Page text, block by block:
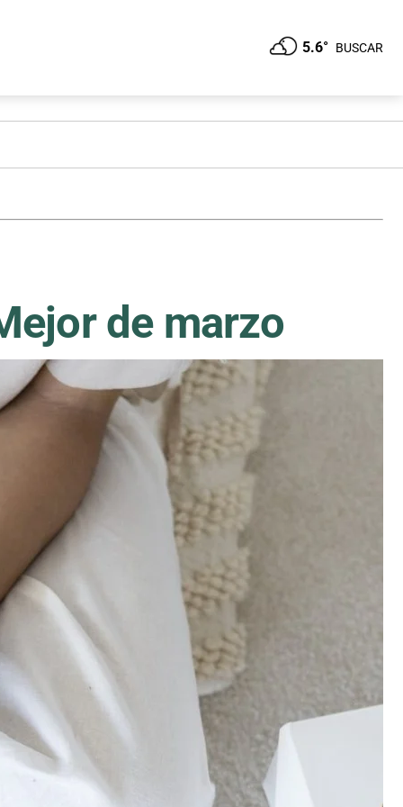
5.6° BUSCAR
de marzo